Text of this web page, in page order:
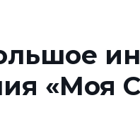
«Моя